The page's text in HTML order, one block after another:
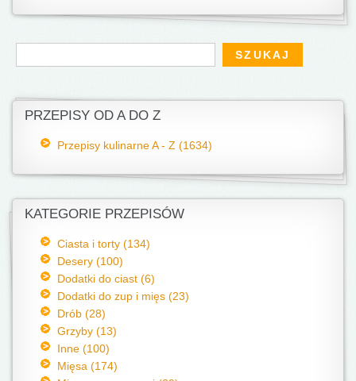
Formularz wyszukiwania
Szukaj
PRZEPISY OD A DO Z
Przepisy kulinarne A - Z (1634)
KATEGORIE PRZEPISÓW
Ciasta i torty (134)
Desery (100)
Dodatki do ciast (6)
Dodatki do zup i mięs (23)
Drób (28)
Grzyby (13)
Inne (100)
Mięsa (174)